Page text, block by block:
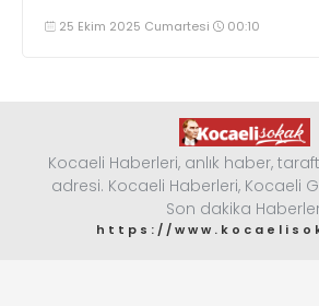
25 Ekim 2025 Cumartesi 00:10
Kocaeli Haberleri, anlık haber,
adresi. Kocaeli Haberleri, Kocaeli
Son dakika
https://